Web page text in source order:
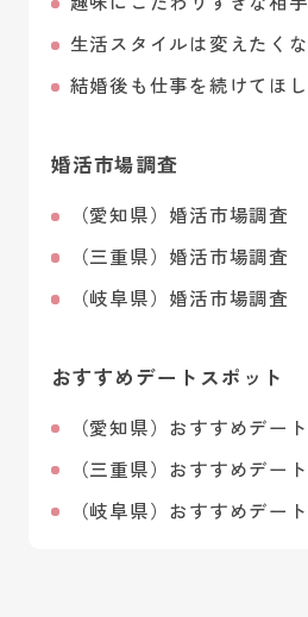
生活スタイルは変えたく
結婚後も仕事を続けてほ
婚活市場調査
（愛知県）婚活市場調査
（三重県）婚活市場調査
（岐阜県）婚活市場調査
おすすめデートスポット
（愛知県）おすすめデー
（三重県）おすすめデー
（岐阜県）おすすめデー